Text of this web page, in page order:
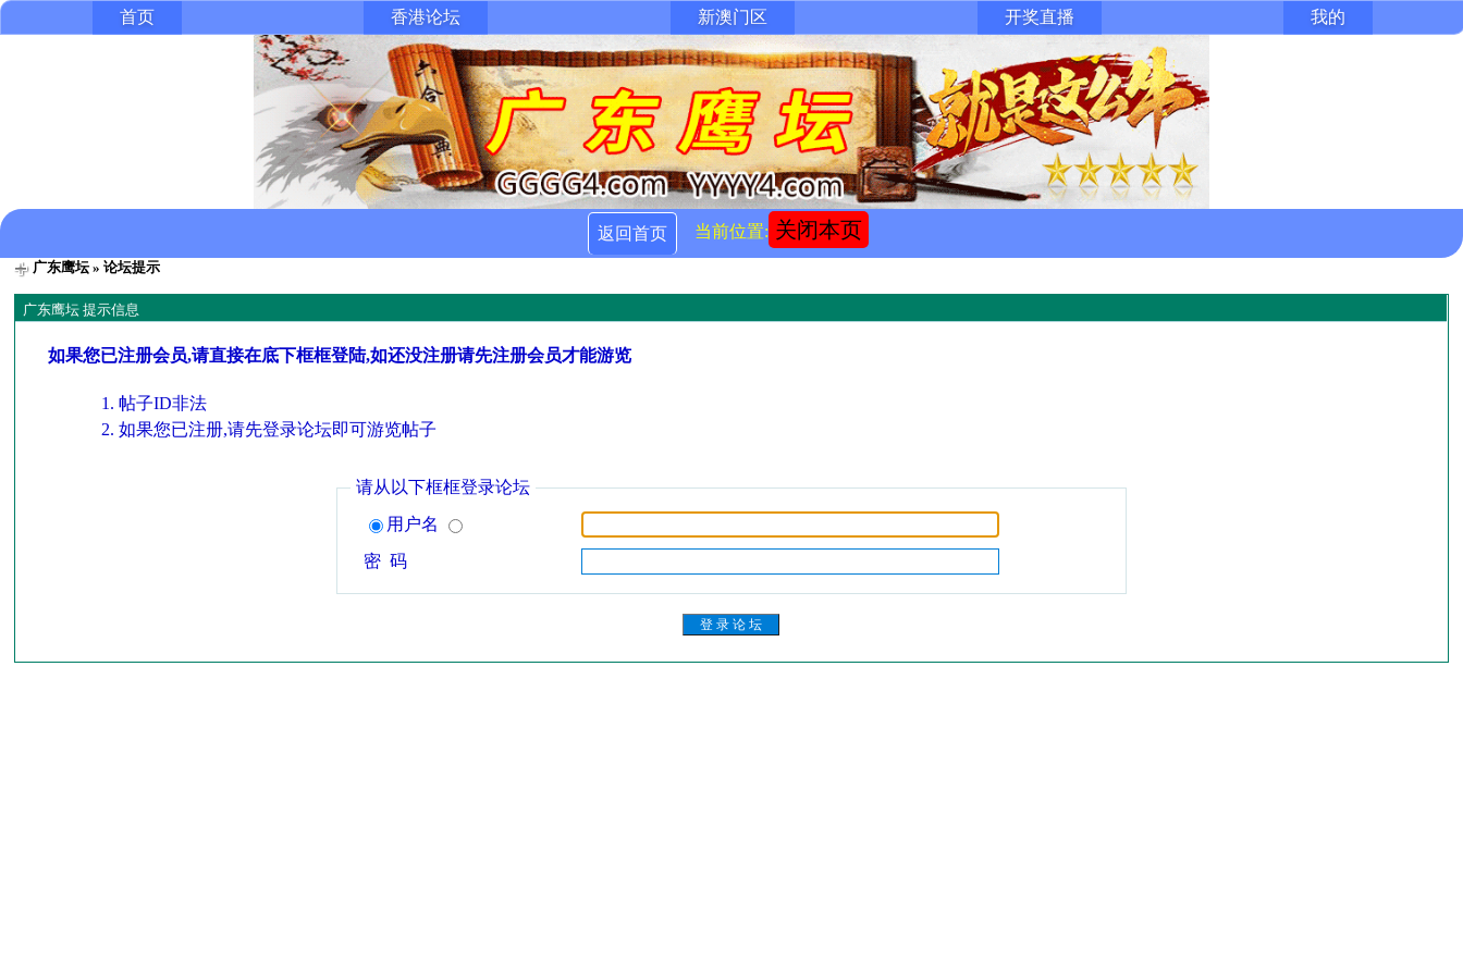
首页 香港论坛 新澳门区 开奖直播 我的
返回首页 当前位置: 关闭本页
广东鹰坛» 论坛提示
广东鹰坛 提示信息
如果您已注册会员,请直接在底下框框登陆,如还没注册请先注册会员才能游览
帖子ID非法
如果您已注册,请先登录论坛即可游览帖子
请从以下框框登录论坛
用户名
密 码